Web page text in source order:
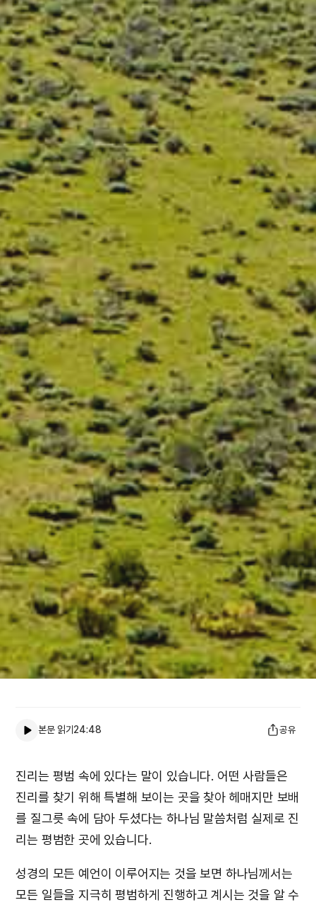
본문 읽기 24:48 공유
진리는 평범 속에 있다는 말이 있습니다. 어떤 사람들은
진리를 찾기 위해 특별해 보이는 곳을 찾아 헤매지만 보배
를 질그릇 속에 담아 두셨다는 하나님 말씀처럼 실제로 진
리는 평범한 곳에 있습니다.
성경의 모든 예언이 이루어지는 것을 보면 하나님께서는
모든 일들을 지극히 평범하게 진행하고 계시는 것을 알 수